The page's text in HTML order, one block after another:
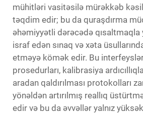
mühitləri vasitəsilə mürəkkəb
təqdim edir; bu da quraşdırma
əhəmiyyətli dərəcədə qısaltmaqla
israf edən sınaq və xəta
etməyə kömək edir. Bu
prosedurları, kalibrasiya
aradan qaldırılması protokolları
yönəldən artırılmış reallıq
edir və bu da əvvəllər yalnız